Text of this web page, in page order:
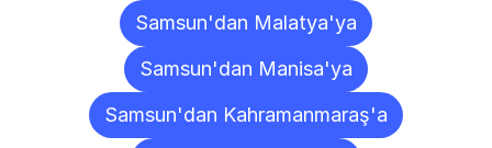
Samsun'dan Malatya'ya
Samsun'dan Manisa'ya
Samsun'dan Kahramanmaraş'a